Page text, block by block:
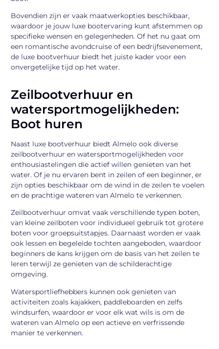
Bovendien zijn er vaak maatwerkopties beschikbaar,
waardoor je jouw luxe bootervaring kunt afstemmen op
specifieke wensen en gelegenheden. Of het nu gaat om
een romantische avondcruise of een bedrijfsevenement,
de luxe bootverhuur biedt het juiste kader voor een
onvergetelijke tijd op het water.
Zeilbootverhuur en
watersportmogelijkheden:
Boot huren
Naast luxe bootverhuur biedt Almelo ook diverse
zeilbootverhuur en watersportmogelijkheden voor
enthousiastelingen die actief willen genieten van het
water. Of je nu ervaren bent in zeilen of een beginner, er
zijn opties beschikbaar om de wind in de zeilen te voelen
en de prachtige wateren van Almelo te verkennen.
Zeilbootverhuur omvat vaak verschillende typen boten,
van kleine zeilboten voor individueel gebruik tot grotere
boten voor groepsuitstapjes. Daarnaast worden er vaak
ook lessen en begeleide tochten aangeboden, waardoor
beginners de kans krijgen om de basis van het zeilen te
leren terwijl ze genieten van de schilderachtige
omgeving.
Watersportliefhebbers kunnen ook genieten van
activiteiten zoals kajakken, paddleboarden en zelfs
windsurfen, waardoor er voor elk wat wils is om de
wateren van Almelo op een actieve en verfrissende
manier te verkennen.